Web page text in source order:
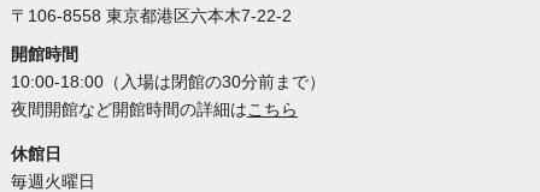
〒106-8558 東京都港区六本木7-22-2
開館時間
10:00-18:00（入場は閉館の30分前まで）
夜間開館など開館時間の詳細はこちら
休館日
毎週火曜日